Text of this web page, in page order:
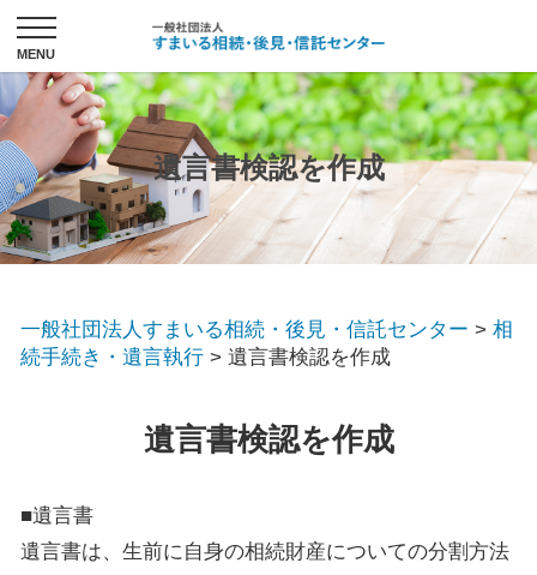
遺言書検認を作成
一般社団法人すまいる相続・後見・信託センター > 相
続手続き・遺言執行 > 遺言書検認を作成
遺言書検認を作成
■遺言書
遺言書は、生前に自身の相続財産についての分割方法